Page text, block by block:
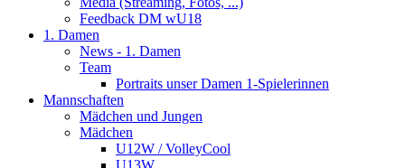
Feedback DM wU18
1. Damen
News - 1. Damen
Team
Portraits unser Damen 1-Spielerinnen
Mannschaften
Mädchen und Jungen
Mädchen
U12W / VolleyCool
U13W